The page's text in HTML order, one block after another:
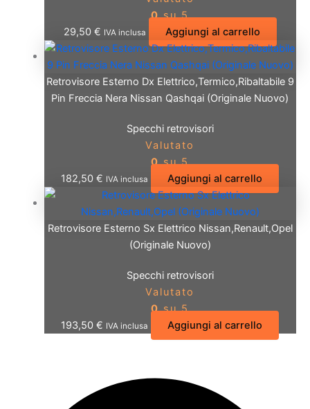
0su 5
29,50 € IVA inclusa Aggiungi al carrello
Retrovisore Esterno Dx Elettrico,Termico,Ribaltabile 9
Pin Freccia Nera Nissan Qashqai (Originale Nuovo)
Specchi retrovisori
Valutato
0su 5
182,50€ IVA inclusa Aggiungi al carrello
Retrovisore Esterno Sx Elettrico Nissan,Renault,Opel
(Originale Nuovo)
Specchi retrovisori
Valutato
0su 5
193,50€ IVA inclusa Aggiungi al carrello